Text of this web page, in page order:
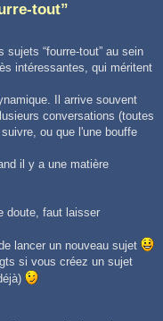
tout”
“fourre-tout” au sein
intéressantes, qui méritent
Il arrive souvent
conversations (toutes
ou que l'une bouffe
il y a une matière
doute, faut laisser
lancer un nouveau sujet
si vous créez un sujet